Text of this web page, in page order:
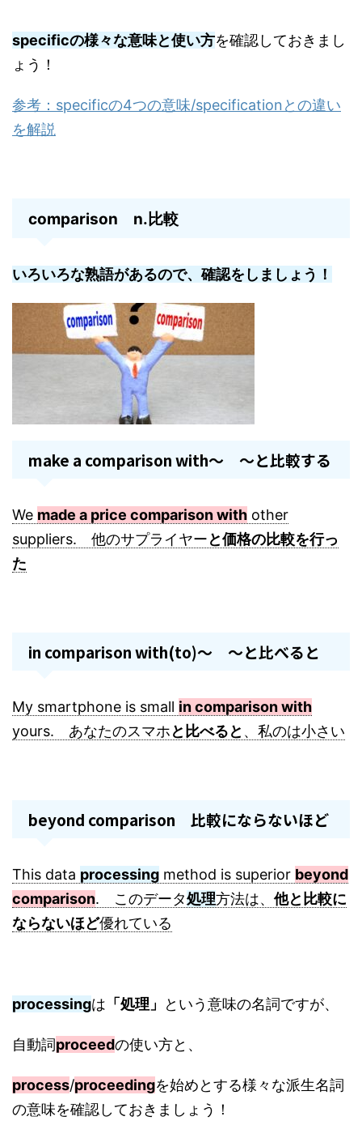
specificの様々な意味と使い方を確認しておきまし
ょう！
参考：specificの4つの意味/specificationとの違い
を解説
comparison n.比較
いろいろな熟語があるので、確認をしましょう！
make a comparison with～ ～と比較する
We made a price comparison with other
suppliers. 他のサプライヤーと価格の比較を行っ
た
in comparison with(to)～ ～と比べると
My smartphone is small in comparison with
yours. あなたのスマホと比べると 、私のは小さい
beyond comparison 比較にならないほど
This data processing method is superior beyond
comparison. このデータ処理方法は、 他と比較に
ならないほど優れている
processingは 「処理」 という意味の名詞ですが、
自動詞proceedの使い方と、
process/proceedingを始めとする様々な派生名詞
の意味を確認しておきましょう！